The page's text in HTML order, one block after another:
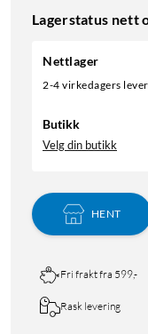
Lagerstatus nett
Nettlager
2-4 virkedagers
Butikk
Velg din butikk
HENT
Fri frakt fra 599,-
Rask levering